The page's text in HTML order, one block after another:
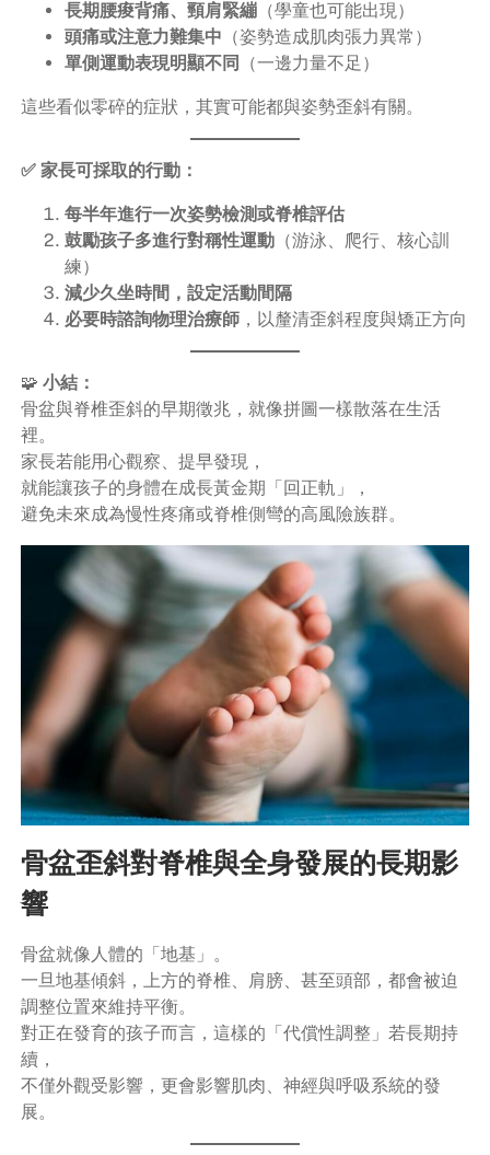
長期腰痠背痛、頸肩緊繃（學童也可能出現）
頭痛或注意力難集中 （姿勢造成肌肉張力異常）
單側運動表現明顯不同
（一邊力量不足）
這些看似零碎的症狀，其實可能都與姿勢歪斜有關。
✅ 家長可採取的行動：
每半年進行一次姿勢檢測或脊椎評估
鼓勵孩子多進行對稱性運動（游泳、爬行、核心訓
練）
減少久坐時間，設定活動間隔
必要時諮詢物理治療師，以釐清歪斜程度與矯正方向
🧩 小結：
骨盆與脊椎歪斜的早期徵兆，就像拼圖一樣散落在生活
裡。
家長若能用心觀察、提早發現，
就能讓孩子的身體在成長黃金期「回正軌」，
避免未來成為慢性疼痛或脊椎側彎的高風險族群。
骨盆歪斜對脊椎與全身發展的長期影
響
骨盆就像人體的「地基」。
一旦地基傾斜，上方的脊椎、肩膀、甚至頭部，都會被迫
調整位置來維持平衡。
對正在發育的孩子而言，這樣的「代償性調整」若長期持
續，
不僅外觀受影響，更會影響肌肉、神經與呼吸系統的發
展。